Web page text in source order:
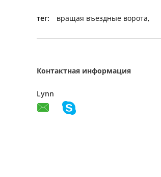
тег: вращая въездные ворота,
Контактная информация
Lynn